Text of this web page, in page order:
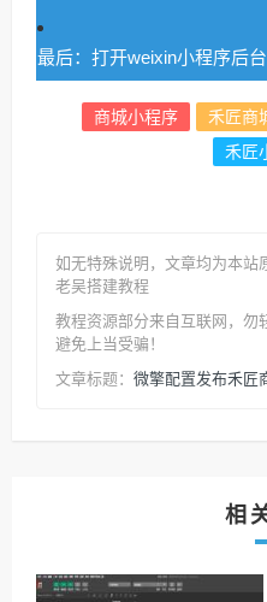
最后：打开weixin小程序后
商城小程序 禾匠商
禾匠
如无特殊说明，文章均为本站
老吴搭建教程
教程资源部分来自互联网，勿
避免上当受骗！
文章标题： 微擎配置发布禾匠
相